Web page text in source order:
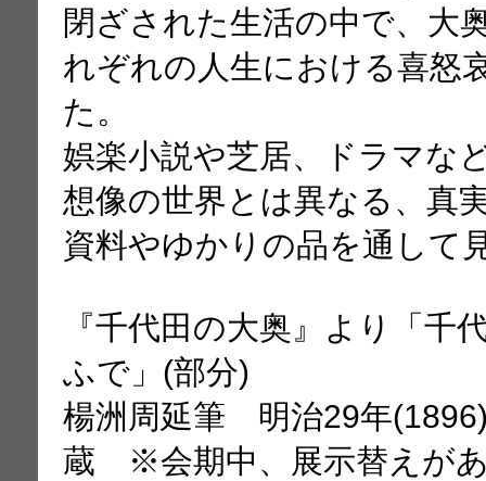
閉ざされた生活の中で、大
れぞれの人生における喜怒
た。
娯楽小説や芝居、ドラマな
想像の世界とは異なる、真
資料やゆかりの品を通して
『千代田の大奥』より「千
ふで」(部分)
楊洲周延筆 明治29年
蔵 ※会期中、展示替えが